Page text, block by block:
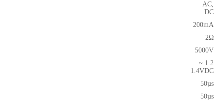
AC,
DC
200mA
2Ω
5000V
1.2 ~
1.4VDC
50µs
50µs